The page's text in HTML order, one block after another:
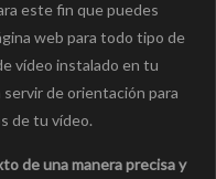
este fin que puedes
web para todo tipo de
vídeo instalado en tu
de orientación para
de tu vídeo.
de una manera precisa y